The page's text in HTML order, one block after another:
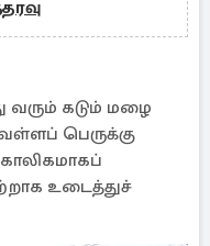
வரும் கடும் மழை
பெருக்கு
உடைத்துச்